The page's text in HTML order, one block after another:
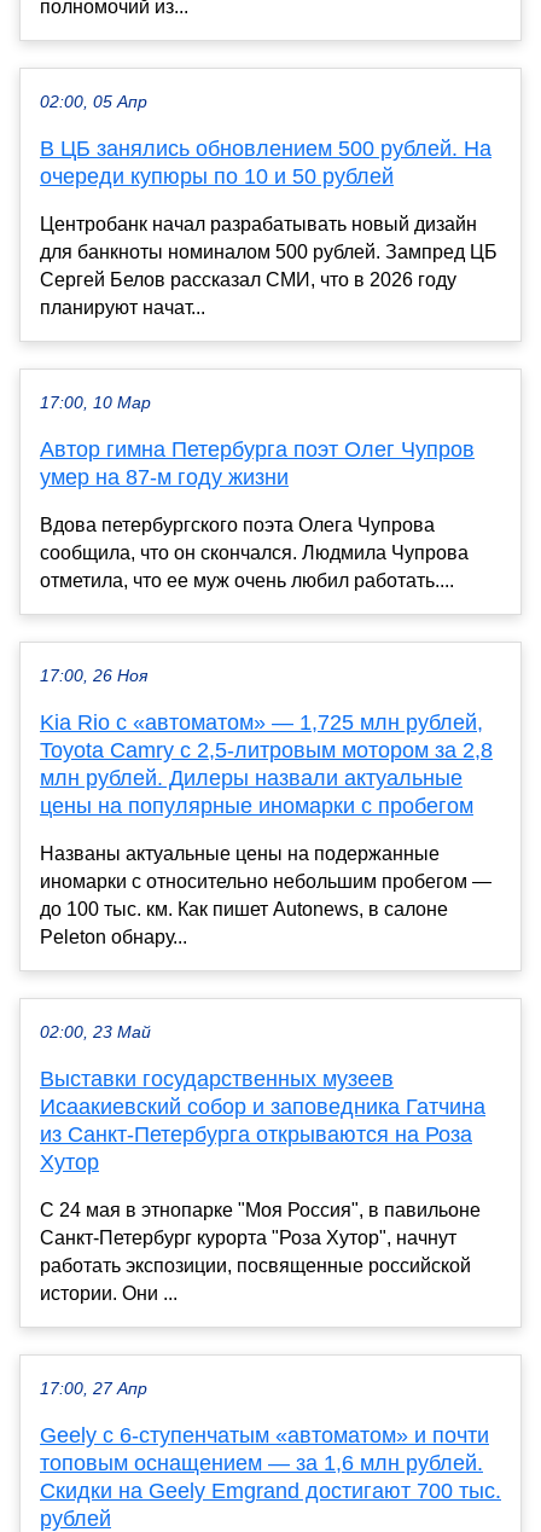
полномочий из...
02:00, 05 Апр
В ЦБ занялись обновлением 500 рублей. На
очереди купюры по 10 и 50 рублей
Центробанк начал разрабатывать новый дизайн
для банкноты номиналом 500 рублей. Зампред ЦБ
Сергей Белов рассказал СМИ, что в 2026 году
планируют начат...
17:00, 10 Мар
Автор гимна Петербурга поэт Олег Чупров
умер на 87-м году жизни
Вдова петербургского поэта Олега Чупрова
сообщила, что он скончался. Людмила Чупрова
отметила, что ее муж очень любил работать....
17:00, 26 Ноя
Kia Rio с «автоматом» — 1,725 млн рублей,
Toyota Camry с 2,5-литровым мотором за 2,8
млн рублей. Дилеры назвали актуальные
цены на популярные иномарки с пробегом
Названы актуальные цены на подержанные
иномарки с относительно небольшим пробегом —
до 100 тыс. км. Как пишет Autonews, в салоне
Peleton обнару...
02:00, 23 Май
Выставки государственных музеев
Исаакиевский собор и заповедника Гатчина
из Санкт-Петербурга открываются на Роза
Хутор
С 24 мая в этнопарке "Моя Россия", в павильоне
Санкт-Петербург курорта "Роза Хутор", начнут
работать экспозиции, посвященные российской
истории. Они ...
17:00, 27 Апр
Geely с 6-ступенчатым «автоматом» и почти
топовым оснащением — за 1,6 млн рублей.
Скидки на Geely Emgrand достигают 700 тыс.
рублей